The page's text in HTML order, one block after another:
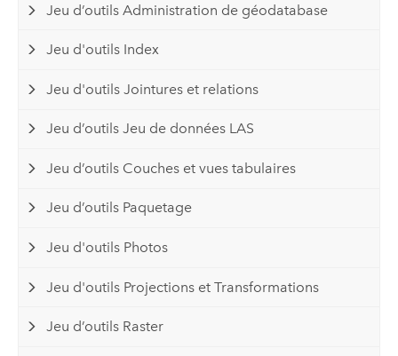
Jeu d’outils Administration de géodatabase
Jeu d'outils Index
Jeu d'outils Jointures et relations
Jeu d’outils Jeu de données LAS
Jeu d’outils Couches et vues tabulaires
Jeu d’outils Paquetage
Jeu d'outils Photos
Jeu d'outils Projections et Transformations
Jeu d’outils Raster